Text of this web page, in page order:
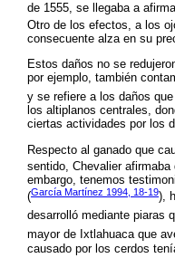
de 1555, se llegaba a
Otro de los efectos, a los
consecuente alza en su
Estos daños no se
por ejemplo, también
y se refiere a los daños
los altiplanos centrales,
ciertas actividades por los
Respecto al ganado que
sentido, Chevalier
embargo, tenemos
(García Martínez 1994, 18-19),
desarrolló mediante piaras
mayor de Ixtlahuaca que
causado por los cerdos